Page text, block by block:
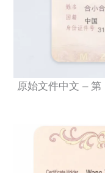
原始文件中文 –